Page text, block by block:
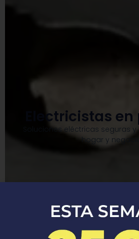
Electricistas en
Soluciones eléctricas seguras y
hogar y negocio.​